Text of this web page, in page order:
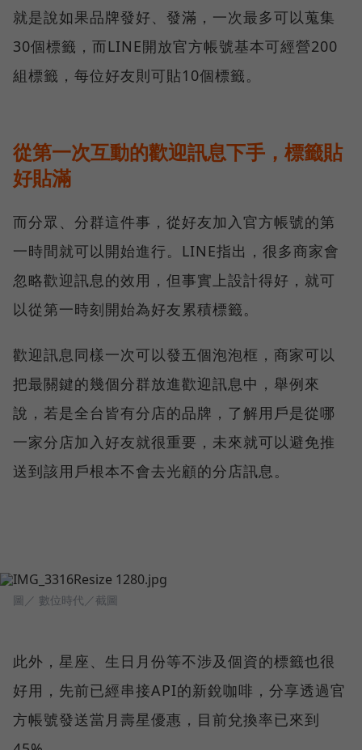
就是說如果品牌發好、發滿，一次最多可以蒐集
30個標籤，而LINE開放官方帳號基本可經營200
組標籤，每位好友則可貼10個標籤。
從第一次互動的歡迎訊息下手，標籤貼
好貼滿
而分眾、分群這件事，從好友加入官方帳號的第
一時間就可以開始進行。LINE指出，很多商家會
忽略歡迎訊息的效用，但事實上設計得好，就可
以從第一時刻開始為好友累積標籤。
歡迎訊息同樣一次可以發五個泡泡框，商家可以
把最關鍵的幾個分群放進歡迎訊息中，舉例來
說，若是全台皆有分店的品牌，了解用戶是從哪
一家分店加入好友就很重要，未來就可以避免推
送到該用戶根本不會去光顧的分店訊息。
圖／ 數位時代／截圖
此外，星座、生日月份等不涉及個資的標籤也很
好用，先前已經串接API的新銳咖啡，分享透過官
方帳號發送當月壽星優惠，目前兌換率已來到